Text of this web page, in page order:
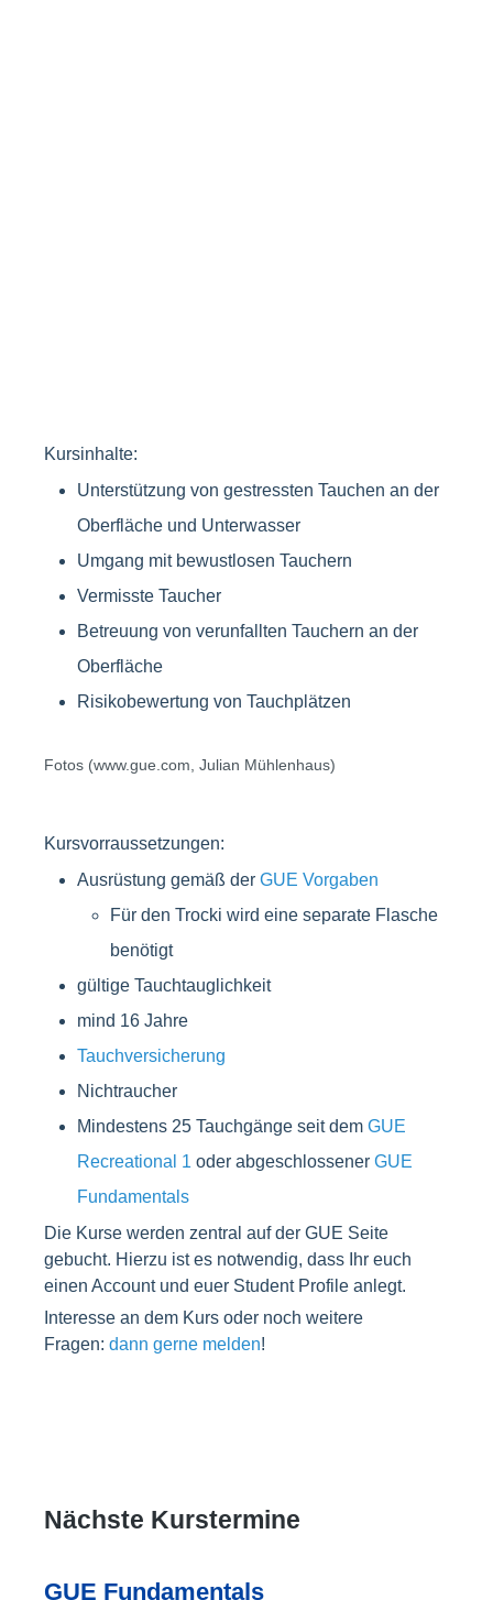
Kursinhalte:
Unterstützung von gestressten Tauchen an der
Oberfläche und Unterwasser
Umgang mit bewustlosen Tauchern
Vermisste Taucher
Betreuung von verunfallten Tauchern an der
Oberfläche
Risikobewertung von Tauchplätzen
Fotos (www.gue.com, Julian Mühlenhaus)
Kursvorraussetzungen:
Ausrüstung gemäß der GUE Vorgaben
Für den Trocki wird eine separate Flasche
benötigt
gültige Tauchtauglichkeit
mind 16 Jahre
Tauchversicherung
Nichtraucher
Mindestens 25 Tauchgänge seit dem GUE
Recreational 1 oder abgeschlossener GUE
Fundamentals
Die Kurse werden zentral auf der GUE Seite
gebucht. Hierzu ist es notwendig, dass Ihr euch
einen Account und euer Student Profile anlegt.
Interesse an dem Kurs oder noch weitere
Fragen: dann gerne melden!
Nächste Kurstermine
GUE Fundamentals